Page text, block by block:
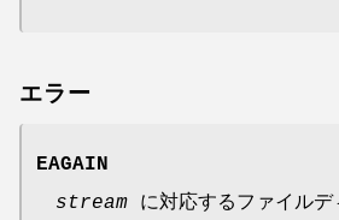
エラー
EAGAIN
stream に対応するファイル